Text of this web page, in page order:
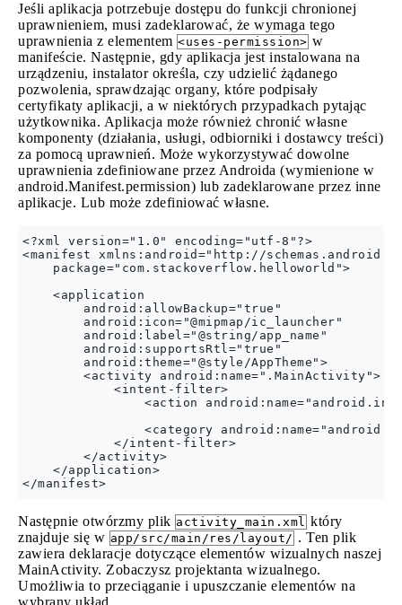
Jeśli aplikacja potrzebuje dostępu do funkcji chronionej
uprawnieniem, musi zadeklarować, że wymaga tego
uprawnienia z elementem <uses-permission> w
manifeście. Następnie, gdy aplikacja jest instalowana na
urządzeniu, instalator określa, czy udzielić żądanego
pozwolenia, sprawdzając organy, które podpisały
certyfikaty aplikacji, a w niektórych przypadkach pytając
użytkownika. Aplikacja może również chronić własne
komponenty (działania, usługi, odbiorniki i dostawcy treści)
za pomocą uprawnień. Może wykorzystywać dowolne
uprawnienia zdefiniowane przez Androida (wymienione w
android.Manifest.permission) lub zadeklarowane przez inne
aplikacje. Lub może zdefiniować własne.
<?xml version="1.0" encoding="utf-8"?>
<manifest xmlns:android="http://
    package="com.stackoverflow.helloworld">
    <application
        android:allowBackup="true"
        android:icon="@mipmap/ic_launcher"
        android:label="@string/app_name"
        android:supportsRtl="true"
        android:theme="@style/AppTheme">
        <activity android:name=".MainActivity">
            <intent-filter>
<action
<category
            </intent-filter>
        </activity>
    </application>
Następnie otwórzmy plik activity_main.xml który
znajduje się w app/src/main/res/layout/ . Ten plik
zawiera deklaracje dotyczące elementów wizualnych naszej
MainActivity. Zobaczysz projektanta wizualnego.
Umożliwia to przeciąganie i upuszczanie elementów na
wybrany układ.